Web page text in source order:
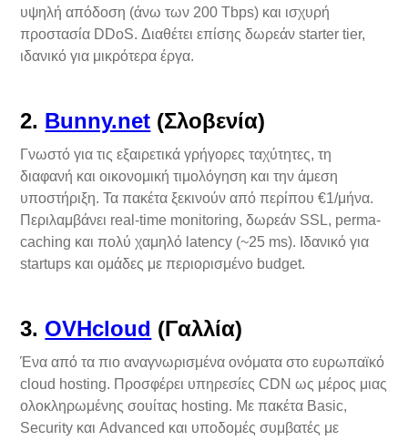
υψηλή απόδοση (άνω των 200 Tbps) και ισχυρή
προστασία DDoS. Διαθέτει επίσης δωρεάν starter tier,
ιδανικό για μικρότερα έργα.
2. Bunny.net (Σλοβενία)
Γνωστό για τις εξαιρετικά γρήγορες ταχύτητες, τη
διαφανή και οικονομική τιμολόγηση και την άμεση
υποστήριξη. Τα πακέτα ξεκινούν από περίπου €1/μήνα.
Περιλαμβάνει real-time monitoring, δωρεάν SSL, perma-
caching και πολύ χαμηλό latency (~25 ms). Ιδανικό για
startups και ομάδες με περιορισμένο budget.
3. OVHcloud (Γαλλία)
Ένα από τα πιο αναγνωρισμένα ονόματα στο ευρωπαϊκό
cloud hosting. Προσφέρει υπηρεσίες CDN ως μέρος μιας
ολοκληρωμένης σουίτας hosting. Με πακέτα Basic,
Security και Advanced και υποδομές συμβατές με